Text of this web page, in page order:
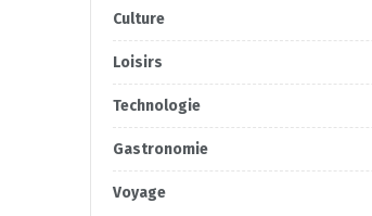
Culture
Loisirs
Technologie
Gastronomie
Voyage